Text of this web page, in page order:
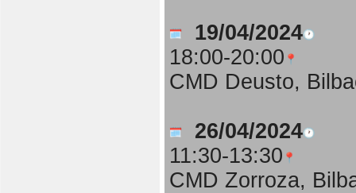
19/04/2024
18:00-20:00
CMD Deusto,
26/04/2024
11:30-13:30
CMD Zorroza,